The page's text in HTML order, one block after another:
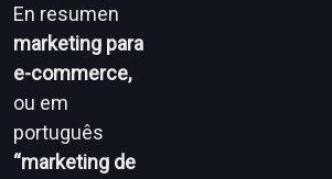
En resumen
marketing para
e-commerce,
ou em
português
“marketing de